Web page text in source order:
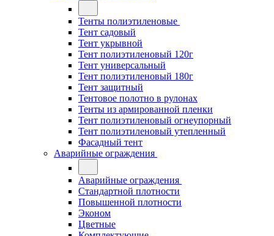
Тенты полиэтиленовые
Тент садовый
Тент укрывной
Тент полиэтиленовый 120г
Тент универсальный
Тент полиэтиленовый 180г
Тент защитный
Тентовое полотно в рулонах
Тенты из армированной пленки
Тент полиэтиленовый огнеупорный
Тент полиэтиленовый утепленный
Фасадный тент
Аварийные ограждения
Аварийные ограждения
Стандартной плотности
Повышенной плотности
Эконом
Цветные